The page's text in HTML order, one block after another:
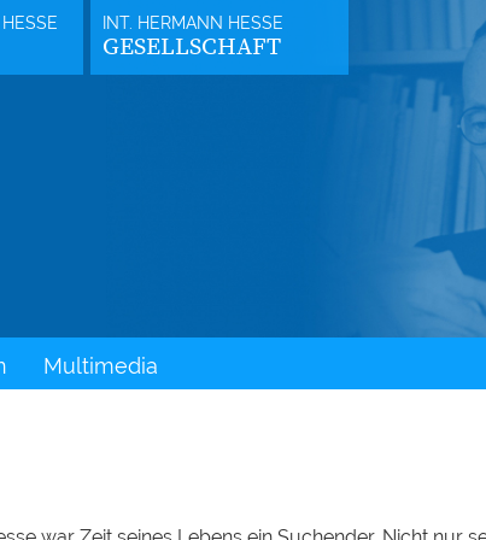
GESELLSCHAFT
Multimedia